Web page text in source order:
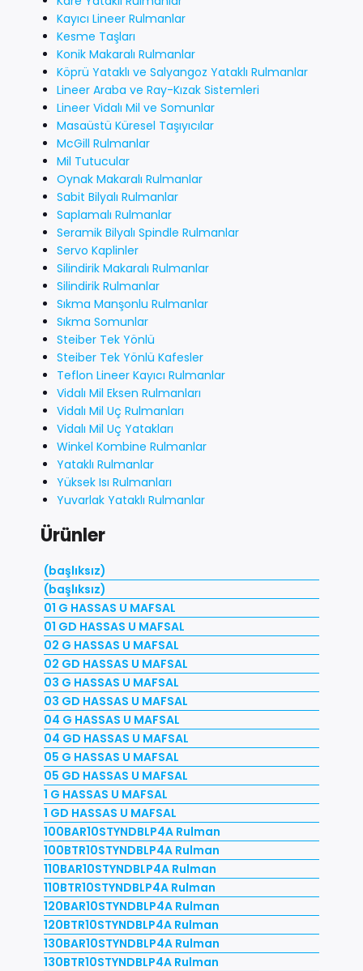
Kayıcı Lineer Rulmanlar
Kesme Taşları
Konik Makaralı Rulmanlar
Köprü Yataklı ve Salyangoz Yataklı Rulmanlar
Lineer Araba ve Ray-Kızak Sistemleri
Lineer Vidalı Mil ve Somunlar
Masaüstü Küresel Taşıyıcılar
McGill Rulmanlar
Mil Tutucular
Oynak Makaralı Rulmanlar
Sabit Bilyalı Rulmanlar
Saplamalı Rulmanlar
Seramik Bilyalı Spindle Rulmanlar
Servo Kaplinler
Silindirik Makaralı Rulmanlar
Silindirik Rulmanlar
Sıkma Manşonlu Rulmanlar
Sıkma Somunlar
Steiber Tek Yönlü
Steiber Tek Yönlü Kafesler
Teflon Lineer Kayıcı Rulmanlar
Vidalı Mil Eksen Rulmanları
Vidalı Mil Uç Rulmanları
Vidalı Mil Uç Yatakları
Winkel Kombine Rulmanlar
Yataklı Rulmanlar
Yüksek Isı Rulmanları
Yuvarlak Yataklı Rulmanlar
Ürünler
(başlıksız)
(başlıksız)
01 G HASSAS U MAFSAL
01 GD HASSAS U MAFSAL
02 G HASSAS U MAFSAL
02 GD HASSAS U MAFSAL
03 G HASSAS U MAFSAL
03 GD HASSAS U MAFSAL
04 G HASSAS U MAFSAL
04 GD HASSAS U MAFSAL
05 G HASSAS U MAFSAL
05 GD HASSAS U MAFSAL
1 G HASSAS U MAFSAL
1 GD HASSAS U MAFSAL
100BAR10STYNDBLP4A Rulman
100BTR10STYNDBLP4A Rulman
110BAR10STYNDBLP4A Rulman
110BTR10STYNDBLP4A Rulman
120BAR10STYNDBLP4A Rulman
120BTR10STYNDBLP4A Rulman
130BAR10STYNDBLP4A Rulman
130BTR10STYNDBLP4A Rulman